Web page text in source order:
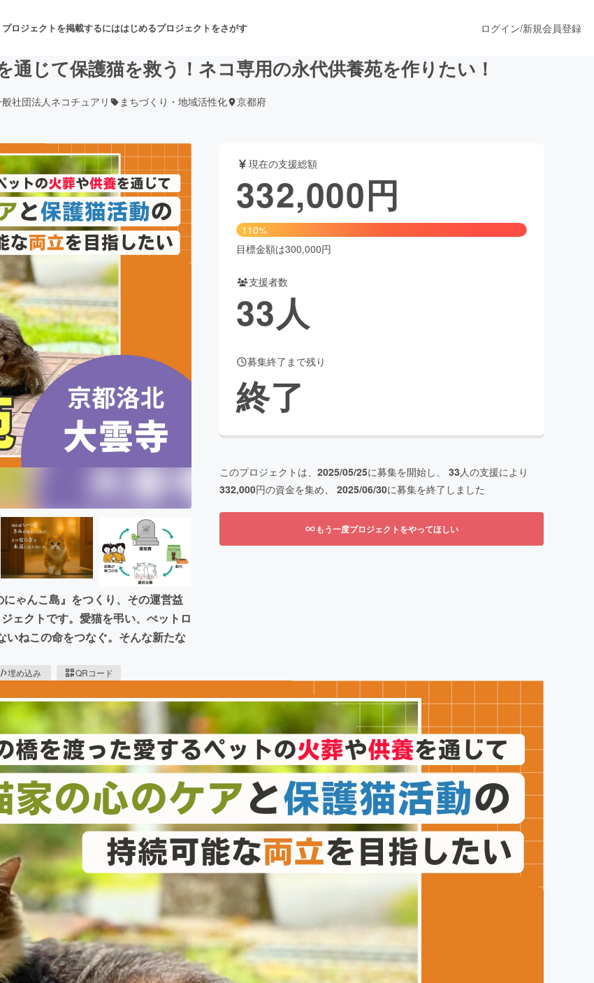
プロジェクトを掲載するにははじめるプロジェクトをさがす
舞台・パフォーマンス
・サービス開発 フード・飲食店 ファッション
雑誌出版 アニメ・漫画
ンジ ビューティー・ヘルスケア
CAMPFIRE for Social Good
CAMPFIRE Creation
CAMPFIREふるさと納税machi-ya
ログイン/新規会員登録
通じて保護猫を救う！ネコ専用の永代供養苑を作りたい！
社団法人ネコチュアリ まちづくり・地域活性化 京都府
ゃんこ島』をつくり、その運営益
ェクトです。愛猫を弔い、ぺットロ
いねこの命をつなぐ。そんな新たな
埋め込み QRコード
現在の支援総額
332,000円
110%
目標金額は300,000円
支援者数
33人
募集終了まで残り
終了
このプロジェクトは、 2025/05/25に募集を開始し、 33人の支援により
332,000円の資金を集め、 2025/06/30に募集を終了しました
もう一度プロジェクトをやってほしい